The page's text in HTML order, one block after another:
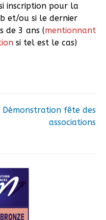
inscription pour la
et/ou si le dernier
de 3 ans (mentionnant
si tel est le cas)
Démonstration fête des
associations